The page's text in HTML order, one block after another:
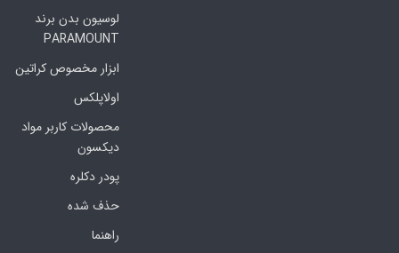
لوسیون بدن برند
PARAMOUNT
ابزار مخصوص کراتین
اولاپلکس
محصولات کاربر مواد
دیکسون
پودر دکلره
حذف شده
راهنما